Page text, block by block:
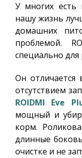
У многих
нашу жизнь
домашних
проблемой.
специально
Он отличается
отсутствием
ROIDMI Eve
мощный и
корм.
длинные
очистке и не